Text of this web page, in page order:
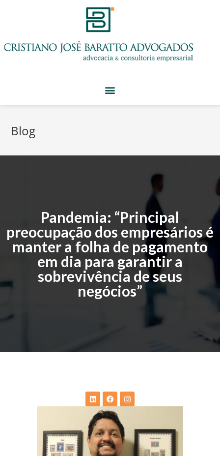
Blog
Pandemia: “Principal
preocupação dos empresários é
manter a folha de pagamento
em dia para garantir a
sobrevivência de seus
negócios”